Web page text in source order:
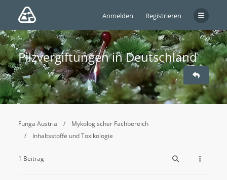
Anmelden Registrieren
Pilzvergiftungen in Deutschland
Funga Austria
Mykologischer Fachbereich
Inhaltsstoffe und Toxikologie
1 Beitrag